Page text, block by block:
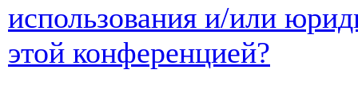
использования и/или
этой конференцией?